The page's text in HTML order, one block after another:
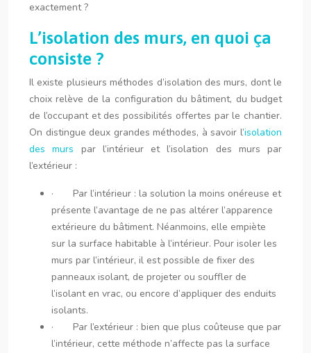
exactement ?
L’isolation des murs, en quoi ça
consiste ?
Il existe plusieurs méthodes d’isolation des murs, dont le
choix relève de la configuration du bâtiment, du budget
de l’occupant et des possibilités offertes par le chantier.
On distingue deux grandes méthodes, à savoir l’isolation
des murs par l’intérieur et l’isolation des murs par
l’extérieur :
· Par l’intérieur : la solution la moins onéreuse et
présente l’avantage de ne pas altérer l’apparence
extérieure du bâtiment. Néanmoins, elle empiète
sur la surface habitable à l’intérieur. Pour isoler les
murs par l’intérieur, il est possible de fixer des
panneaux isolant, de projeter ou souffler de
l’isolant en vrac, ou encore d’appliquer des enduits
isolants.
· Par l’extérieur : bien que plus coûteuse que par
l’intérieur, cette méthode n’affecte pas la surface